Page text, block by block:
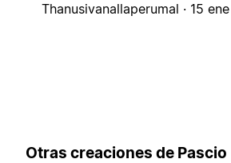
Thanusivanallaperumal · 15
Otras creaciones de Pascio